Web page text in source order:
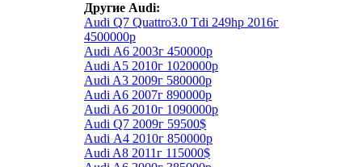
Другие Audi:
Audi Q7 Quattro3.0 Tdi 249hp 2016г
4500000р
Audi А6 2003г 450000р
Audi A5 2010г 1020000р
Audi A3 2009г 580000р
Audi A6 2007г 890000р
Audi A6 2010г 1090000р
Audi Q7 2009г 59500$
Audi А4 2010г 850000р
Audi A8 2011г 115000$